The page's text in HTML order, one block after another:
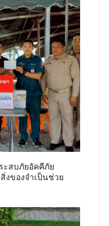
ะสบภัยอัคคีภัย
งของจำเป็นช่วย